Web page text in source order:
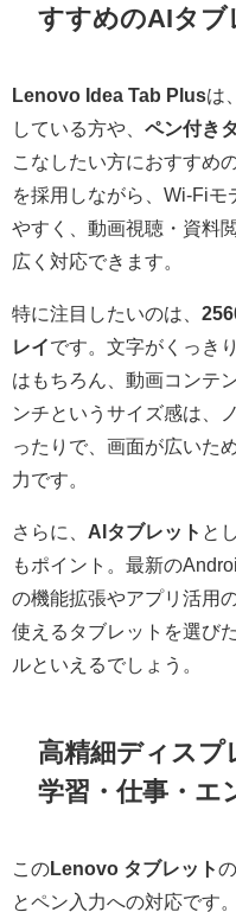
すすめのAIタブ
Lenovo Idea Tab Plusは、
している方や、 ペン付き
こなしたい方におすすめ
を採用しながら、Wi-Fi
やすく、動画視聴・資料
広く対応できます。
特に注目したいのは、
レイです。文字がくっき
はもちろん、動画コンテ
ンチというサイズ感は、
ったりで、画面が広いた
力です。
さらに、 AIタブレット と
もポイント。最新の
の機能拡張やアプリ活用
使えるタブレットを選び
ルといえるでしょう。
高精細ディスプ
学習・仕事・エ
この Lenovo タブレット
とペン入力への対応です